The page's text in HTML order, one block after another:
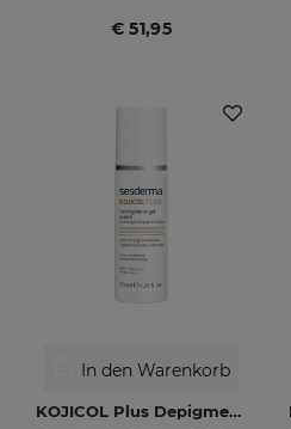
€ 51,95
In den Warenkorb
KOJICOL Plus Depigmentierungsgel